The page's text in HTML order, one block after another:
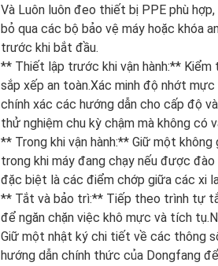
Và Luôn luôn đeo thiết bị PPE phù
bỏ qua các bộ bảo vệ máy hoặc khóa
trước khi bắt đầu.
** Thiết lập trước khi vận hành:**
sắp xếp an toàn.Xác minh độ nhớt
chính xác các hướng dẫn cho cấp độ
thử nghiệm chu kỳ chậm mà không
** Trong khi vận hành:** Giữ một
trong khi máy đang chạy nếu được
đặc biệt là các điểm chớp giữa các xi
** Tắt và bảo trì:** Tiếp theo trình tự
để ngăn chặn việc khô mực và tích
Giữ một nhật ký chi tiết về các thông
hướng dẫn chính thức của Dongfang